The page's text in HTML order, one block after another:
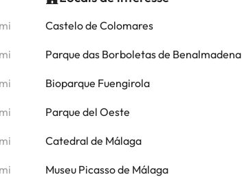
Castelo de Colomares
Parque das Borboletas de Benalmadena
Bioparque Fuengirola
Parque del Oeste
Catedral de Málaga
Museu Picasso de Málaga